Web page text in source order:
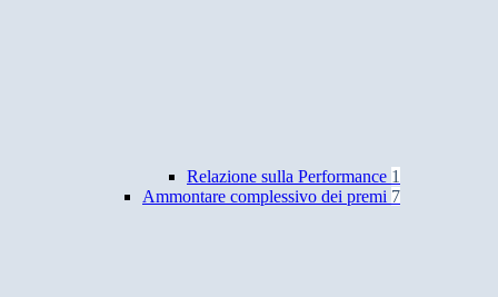
Relazione sulla Performance 1
Ammontare complessivo dei premi 7